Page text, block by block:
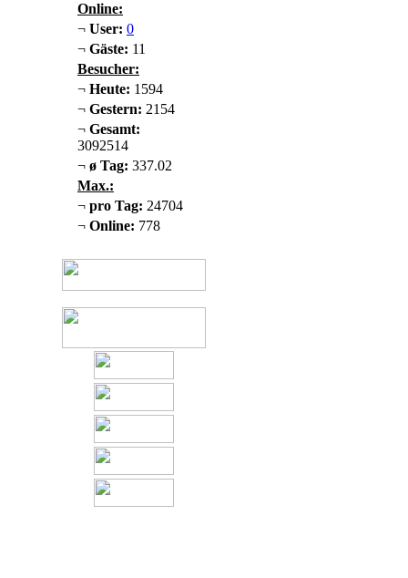
Online:
¬ User: 0
¬ Gäste: 11
Besucher:
¬ Heute: 1594
¬ Gestern: 2154
¬ Gesamt:
3092514
¬ ø Tag: 337.02
Max.:
¬ pro Tag: 24704
¬ Online: 778